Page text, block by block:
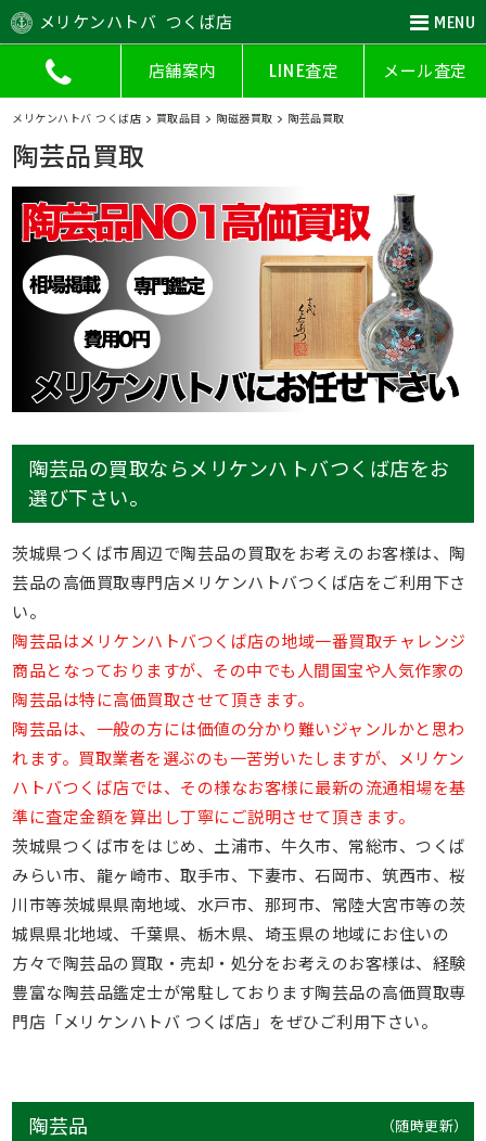
MENU
メリケンハトバ つくば店
店舗案内 LINE査定 メール査定
メリケンハトバ つくば店 > 買取品目 > 陶磁器買取 > 陶芸品買取
陶芸品買取
陶芸品の買取ならメリケンハトバつくば店をお
選び下さい。
茨城県つくば市周辺で陶芸品の買取をお考えのお客様は、陶
芸品の高価買取専門店メリケンハトバつくば店をご利用下さ
い。
陶芸品はメリケンハトバつくば店の地域一番買取チャレンジ
商品となっておりますが、その中でも人間国宝や人気作家の
陶芸品は特に高価買取させて頂きます。
陶芸品は、一般の方には価値の分かり難いジャンルかと思わ
れます。買取業者を選ぶのも一苦労いたしますが、メリケン
ハトバつくば店では、その様なお客様に最新の流通相場を基
準に査定金額を算出し丁寧にご説明させて頂きます。
茨城県つくば市をはじめ、土浦市、牛久市、常総市、つくば
みらい市、龍ヶ崎市、取手市、下妻市、石岡市、筑西市、桜
川市等茨城県県南地域、水戸市、那珂市、常陸大宮市等の茨
城県県北地域、千葉県、栃木県、埼玉県の地域にお住いの
方々で陶芸品の買取・売却・処分をお考えのお客様は、経験
豊富な陶芸品鑑定士が常駐しております陶芸品の高価買取専
門店「メリケンハトバ つくば店」をぜひご利用下さい。
陶芸品
（随時更新）